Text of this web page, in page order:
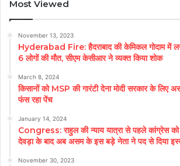
Most Viewed
November 13, 2023
Hyderabad Fire: हैदराबाद की केमिकल गोदाम में
6 लोगों की मौत, सीएम केसीआर ने व्यक्त किया शोक
March 8, 2024
किसानों को MSP की गारंटी देना मोदी सरकार के लिए
फंस रहा पेंच
January 14, 2024
Congress: राहुल की न्याय यात्रा से पहले कांग्रेस
देवड़ा के बाद अब असम के इस बड़े नेता ने पद से दिया
November 30, 2023